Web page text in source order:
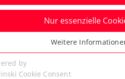
Cup-Coup
Nur essenzielle
Cookies werden für
benötigt. Dadurch ist
Weitere
by
Cookie Consent